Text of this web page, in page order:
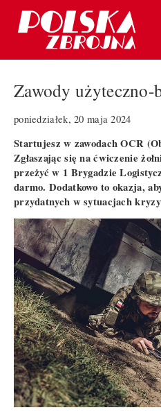
Zawody
poniedziałek, 20 maja 2024
Startujesz w zawodach OCR
Zgłaszając się na ćwiczenie
przeżyć w 1 Brygadzie
darmo. Dodatkowo to okazja,
przydatnych w sytuacjach